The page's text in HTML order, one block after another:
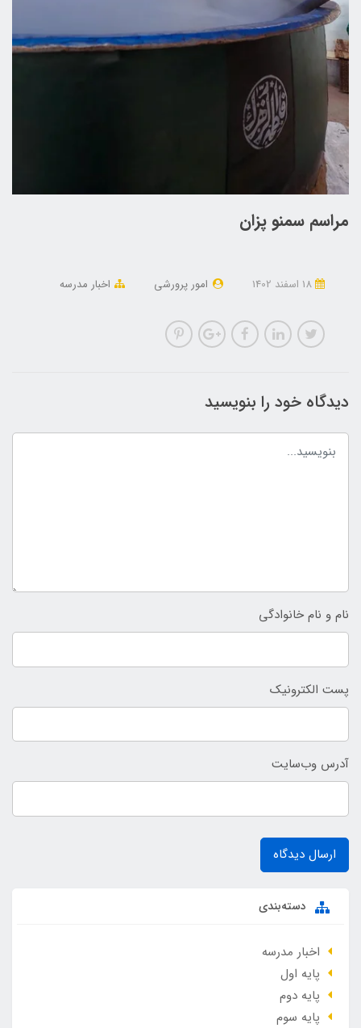
مراسم سمنو پزان
امور پرورشی اخبار مدرسه
دیدگاه خود را بنویسید
نام و نام خانوادگی
پست الکترونیک
آدرس وب‌سایت
ارسال دیدگاه
دسته‌بندی
اخبار مدرسه
پایه اول
پایه دوم
پایه سوم